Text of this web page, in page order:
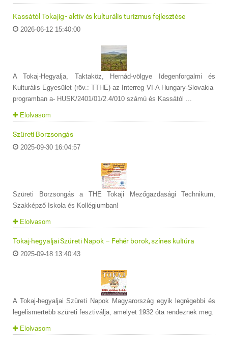
Kassától Tokajig - aktív és kulturális turizmus fejlesztése
2026-06-12 15:40:00
A Tokaj-Hegyalja, Taktaköz, Hernád-völgye Idegenforgalmi és
Kulturális Egyesület (röv.: TTHE) az Interreg VI-A Hungary-Slovakia
programban a- HUSK/2401/01/2.4/010 számú és Kassától ...
Elolvasom
Szüreti Borzsongás
2025-09-30 16:04:57
Szüreti Borzsongás a THE Tokaji Mezőgazdasági Technikum,
Szakképző Iskola és Kollégiumban!
Elolvasom
Tokaj-hegyaljai Szüreti Napok – Fehér borok, színes kultúra
2025-09-18 13:40:43
A Tokaj-hegyaljai Szüreti Napok Magyarország egyik legrégebbi és
legelismertebb szüreti fesztiválja, amelyet 1932 óta rendeznek meg.
Elolvasom